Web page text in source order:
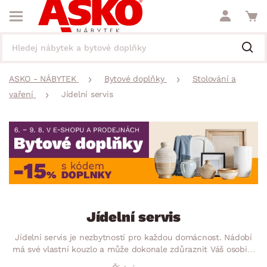
ASKO - NÁBYTEK Bytové doplňky
Stolování a
vaření
Jídelní servis
Jídelní servis
Jídelní servis je nezbytností pro každou domácnost. Nádobí
má své vlastní kouzlo a může dokonale zdůraznit Váš osobitý